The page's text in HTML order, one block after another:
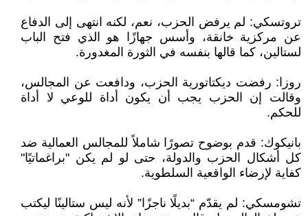
تروتسكي: لم يرفض الحزب، نعم، لكنه انتهى إلى الدفاع
عن مركزية خانقة، وأسس جهازًا هو الذي فتح الباب
لستالين، كما قالها بنفسه في الثورة المغدورة.
روزا: رفضت ديكتاتورية الحزب، ودافعت عن المجالس،
وقالت إن الحزب يجب أن يكون أداة للوعي لا أداة
للحكم.
بانيكوك: قدم بوضوح تصورًا شاملاً للمجالس العمالية ضد
كل أشكال الحزب والدولة، حتى لو لم يكن "براغماتيًا"
كفاية لإرضاء الواقعية السلطوية.
تشومسكي: لم يقدّم “بديلًا ناجزًا” لأنه ليس ستالينًا ليكتب